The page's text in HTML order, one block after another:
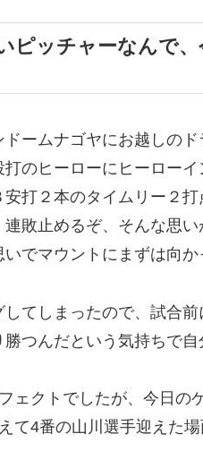
ピッチャーなんで
ームナゴヤにお越しの
のヒーローにヒーロー
打２本のタイムリー２
敗止めるぞ、そんな思
でマウントにまずは向か
してしまったので、試合
つんだという気持ちで自
ェクトでしたが、今日の
て4番の山川選手迎えた